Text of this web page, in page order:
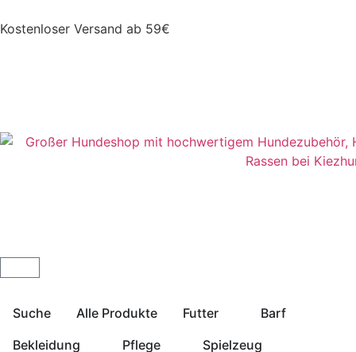
Kostenloser Versand ab 59€
Suche Alle Produkte Futter
Barf
Bekleidung
Pflege
Spielzeug